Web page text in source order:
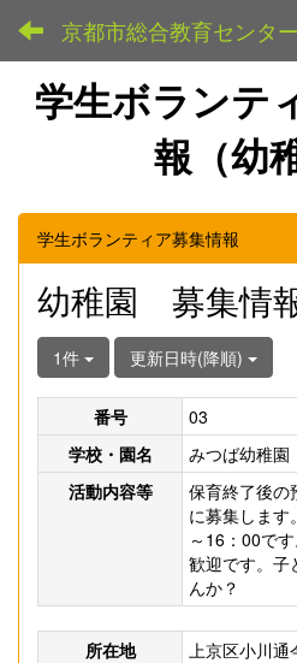
京都市総合教育センター
学生ボラン
報（幼
学生ボランティア募集情報
幼稚園 募集情
1件 更新日時(降順)
番号
03
学校・園名
みつば幼稚園
活動内容等
保育終了後の
に募集します
～16：00で
歓迎です。子
んか？
所在地 上京区小川通